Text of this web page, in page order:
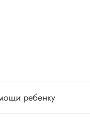
ребенку